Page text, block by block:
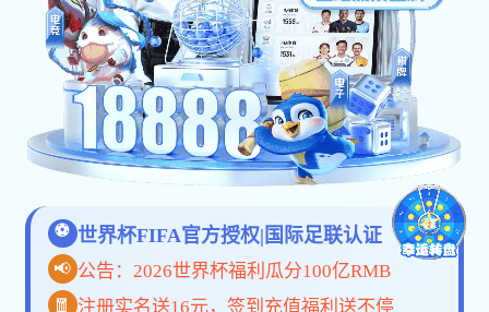
企业单位
俱乐部 军体院校 房地产会所 企业单位
酒店宾馆
页 条